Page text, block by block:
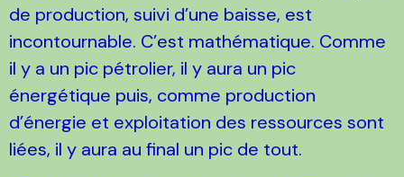
de production, suivi d’une baisse, est
incontournable. C’est mathématique. Comme
il y a un pic pétrolier, il y aura un pic
énergétique puis, comme production
d’énergie et exploitation des ressources sont
liées, il y aura au final un pic de tout.